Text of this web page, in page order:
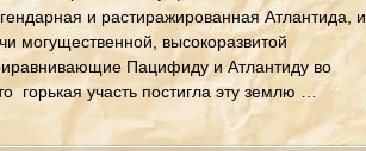
и растиражированная Атлантида, и
могущественной, высокоразвитой
Пацифиду и Атлантиду во
горькая участь постигла эту землю …